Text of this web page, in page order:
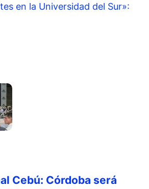
en la Universidad del Sur»:
Cebú: Córdoba será